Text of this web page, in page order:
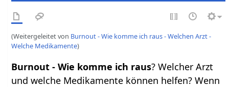
(Weitergeleitet von Burnout - Wie komme ich raus - Welchen Arzt -
Welche Medikamente)
Burnout - Wie komme ich raus? Welcher Arzt
und welche Medikamente können helfen? Wenn